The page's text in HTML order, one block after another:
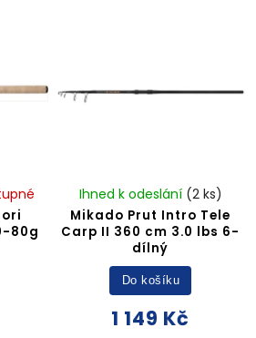
80g
Mikado Prut Intro Tele
Carp II 360 cm 3.0 lbs 6-
dílný
Ihned k odeslání (2 ks)
1 149 Kč
Do košíku